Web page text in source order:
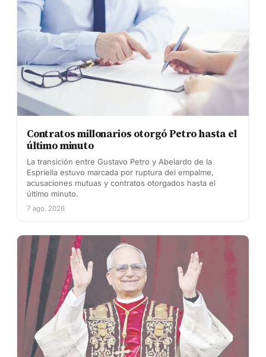
Contratos millonarios otorgó Petro hasta el
último minuto
La transición entre Gustavo Petro y Abelardo de la
Espriella estuvo marcada por ruptura del empalme,
acusaciones mutuas y contratos otorgados hasta el
último minuto.
7 ago. 2026